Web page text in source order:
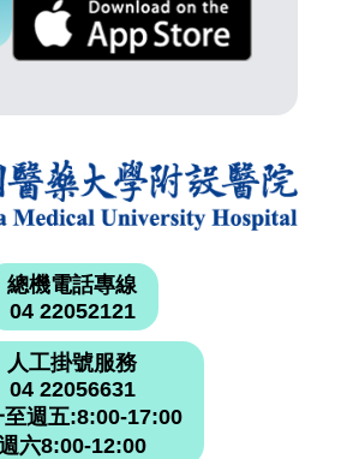
總機電話專線
04 22052121
人工掛號服務
04 22056631
至週五:8:00-17:00
六8:00-12:00